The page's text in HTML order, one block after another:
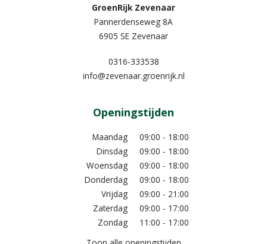
GroenRijk Zevenaar​
Pannerdenseweg 8A
6905 SE Zevenaar
0316-333538
info@zevenaar.groenrijk.nl
Openingstijden
Maandag
09:00 - 18:00
Dinsdag
09:00 - 18:00
Woensdag
09:00 - 18:00
Donderdag
09:00 - 18:00
Vrijdag
09:00 - 21:00
Zaterdag
09:00 - 17:00
Zondag
11:00 - 17:00